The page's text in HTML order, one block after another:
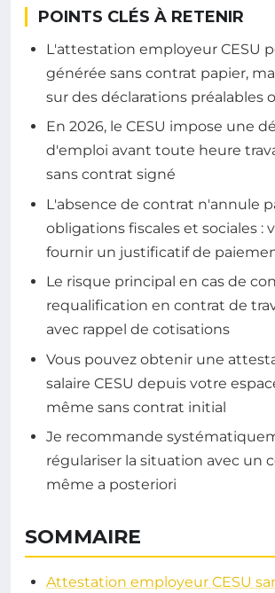
POINTS CLÉS À RETENIR
L'attestation employeur CESU
générée sans contrat papier,
sur des déclarations préalables
En 2026, le CESU impose une
d'emploi avant toute heure
sans contrat signé
L'absence de contrat n'annule
obligations fiscales et sociales :
fournir un justificatif de
Le risque principal en cas de
requalification en contrat de
avec rappel de cotisations
Vous pouvez obtenir une
salaire CESU depuis votre
même sans contrat initial
Je recommande
régulariser la situation avec un
même a posteriori
SOMMAIRE
Attestation employeur CESU